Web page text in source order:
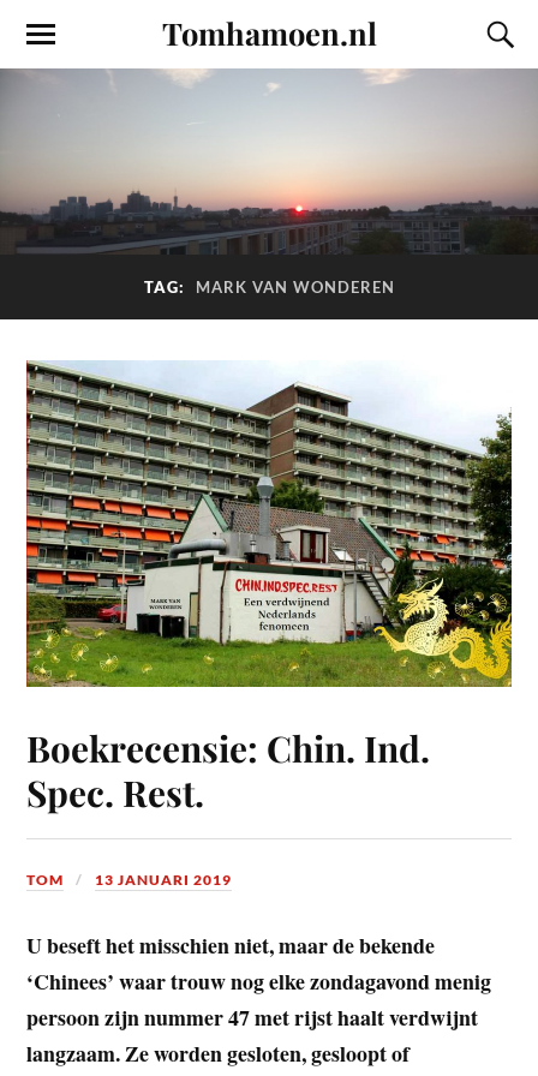
Tomhamoen.nl
TAG: MARK VAN WONDEREN
Boekrecensie: Chin. Ind.
Spec. Rest.
TOM 13 JANUARI 2019
U beseft het misschien niet, maar de bekende
‘Chinees’ waar trouw nog elke zondagavond menig
persoon zijn nummer 47 met rijst haalt verdwijnt
langzaam. Ze worden gesloten, gesloopt of